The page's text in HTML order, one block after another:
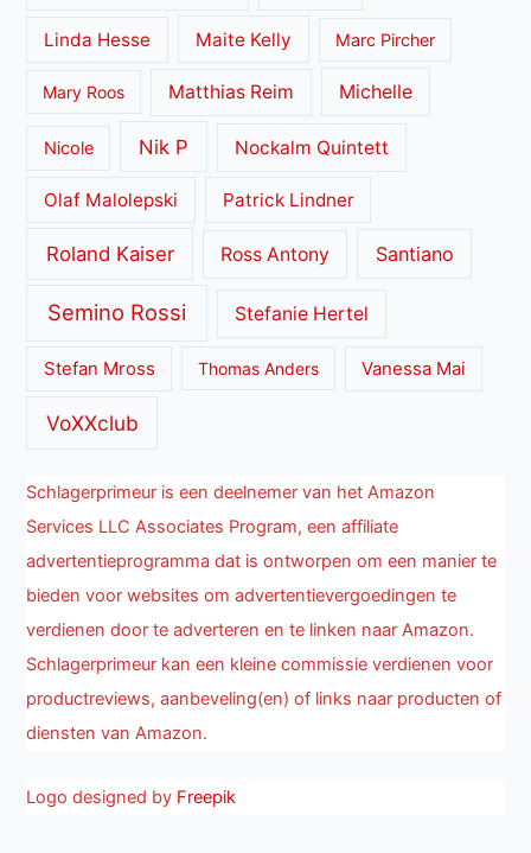
Linda Hesse Maite Kelly Marc Pircher
Mary Roos Matthias Reim Michelle
Nicole Nik P Nockalm Quintett
Olaf Malolepski Patrick Lindner
Roland Kaiser Ross Antony Santiano
Semino Rossi Stefanie Hertel
Stefan Mross Thomas Anders Vanessa Mai
VoXXclub
Schlagerprimeur is een deelnemer van het Amazon
Services LLC Associates Program, een affiliate
advertentieprogramma dat is ontworpen om een manier te
bieden voor websites om advertentievergoedingen te
verdienen door te adverteren en te linken naar Amazon.
Schlagerprimeur kan een kleine commissie verdienen voor
productreviews, aanbeveling(en) of links naar producten of
diensten van Amazon.
Logo designed by Freepik